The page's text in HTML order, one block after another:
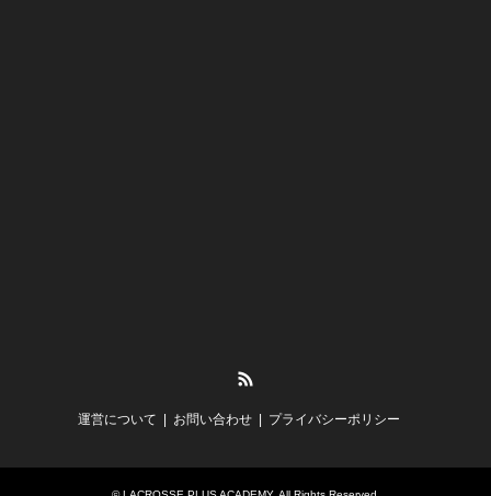
運営について お問い合わせ プライバシーポリシー